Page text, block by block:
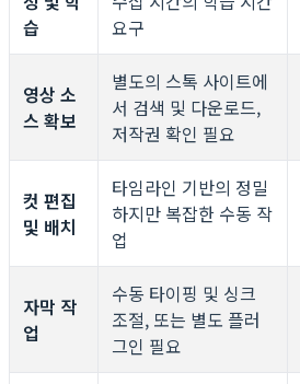
습
요구
영상 소
스 확보
별도의 스톡 사이트에
서 검색 및 다운로드,
저작권 확인 필요
컷 편집
및 배치
타임라인 기반의 정밀
하지만 복잡한 수동 작
업
자막 작
업
수동 타이핑 및 싱크
조절, 또는 별도 플러
그인 필요